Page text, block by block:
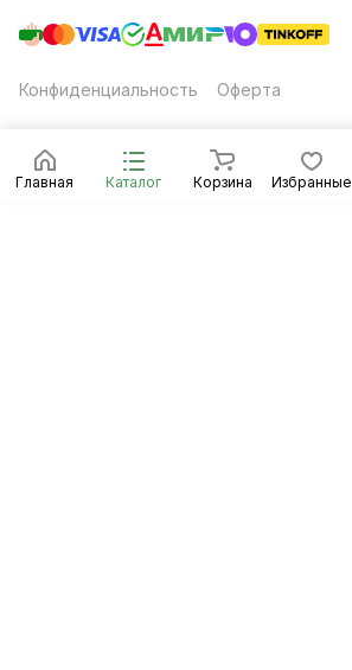
Главная Каталог Корзина Избранные
Конфиденциальность Оферта